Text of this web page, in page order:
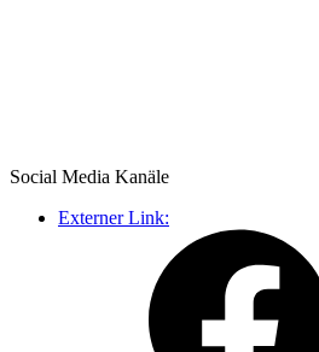
Social Media Kanäle
Externer Link: